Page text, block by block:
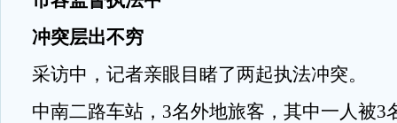
冲突层出不穷
采访中，记者亲眼目睹了两起执法冲突。
中南二路车站，3名外地旅客，其中一人被3